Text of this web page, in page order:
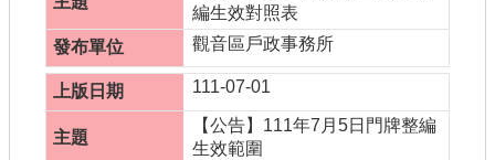
網站導覽
市政信箱
常見問題
編生效對照表
觀音區戶政事務所
111-07-01
【公告】111年7月5日門牌整編
生效範圍